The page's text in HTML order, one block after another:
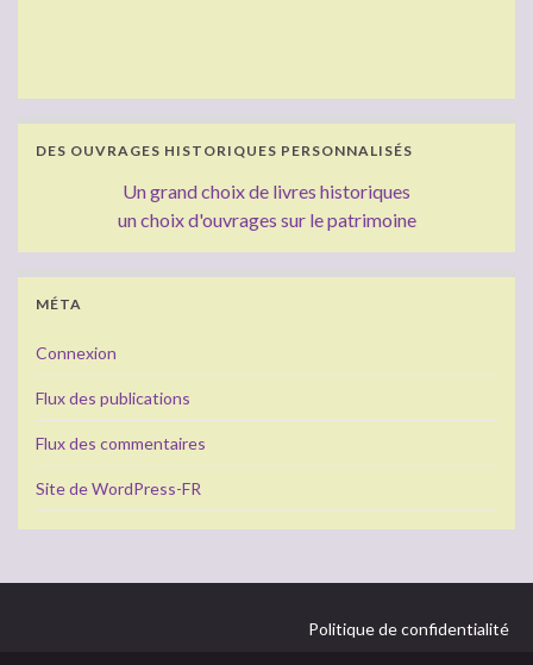
DES OUVRAGES HISTORIQUES PERSONNALISÉS
Un grand choix de livres historiques
un choix d'ouvrages sur le patrimoine
MÉTA
Connexion
Flux des publications
Flux des commentaires
Site de WordPress-FR
Politique de confidentialité